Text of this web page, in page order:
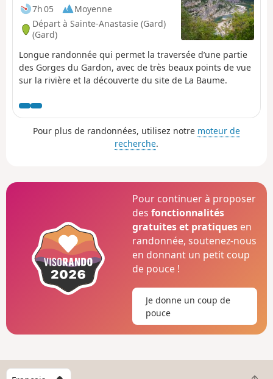
7h 05
Moyenne
Départ à Sainte-Anastasie (Gard)
(Gard)
Longue randonnée qui permet la traversée d’une partie
des Gorges du Gardon, avec de très beaux points de vue
sur la rivière et la découverte du site de La Baume.
Pour plus de randonnées, utilisez notre moteur de
recherche.
Pour continuer à proposer
desfonctionnalités
gratuites et pratiques en
randonnée, soutenez-nous
en donnant un petit coup
de pouce !
Je donne un coup de
pouce
C